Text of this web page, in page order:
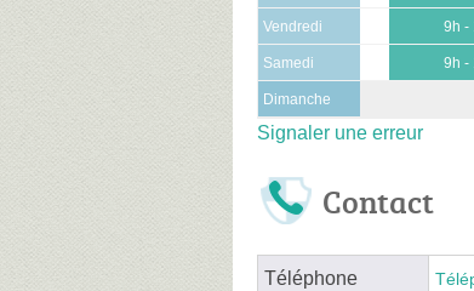
Vendredi 9h -
Samedi 9h -
Dimanche
Signaler une erreur
Contact
Téléphone